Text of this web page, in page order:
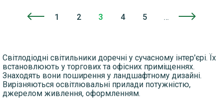
Нумерация
1 2 3 4 5 …
Світлодіодні світильники доречні у сучасному інтер'єрі. Їх
встановлюють у торгових та офісних приміщеннях.
Знаходять вони поширення у ландшафтному дизайні.
Вирізняються освітлювальні прилади потужністю,
джерелом живлення, оформленням.